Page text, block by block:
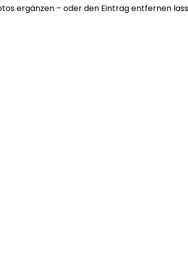
ergänzen – oder den Eintrag entfernen